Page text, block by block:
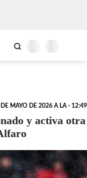
MAYO DE 2026 A LA - 12:49
y activa otra